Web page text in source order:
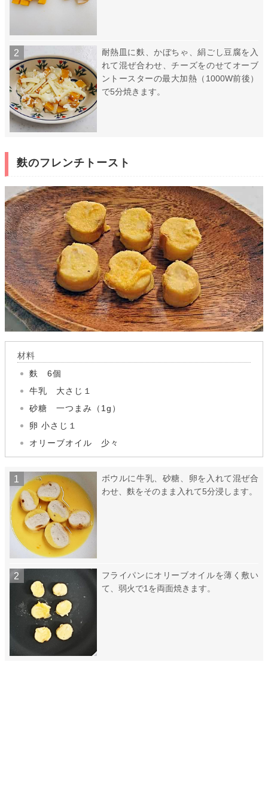
耐熱皿に麩、かぼちゃ、絹ごし豆腐を入
れて混ぜ合わせ、チーズをのせてオーブ
ントースターの最大加熱（1000W前後）
で5分焼きます。
麩のフレンチトースト
材料
麩 6個
牛乳 大さじ１
砂糖 一つまみ（1g）
卵 小さじ１
オリーブオイル 少々
ボウルに牛乳、砂糖、卵を入れて混ぜ合
わせ、麩をそのまま入れて5分浸します。
フライパンにオリーブオイルを薄く敷い
て、弱火で1を両面焼きます。